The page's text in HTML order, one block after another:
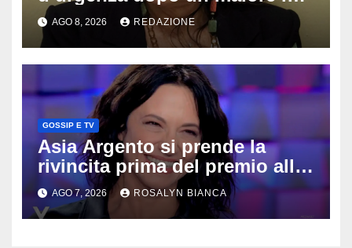
vacanza: come sta oggi l’ex
Lady Gucci
AGO 8, 2026 REDAZIONE
GOSSIP E TV
Asia Argento si prende la
rivincita prima del premio alla
carriera: «Mi chiamano
raccomandata e cagna»
AGO 7, 2026 ROSALYN BIANCA